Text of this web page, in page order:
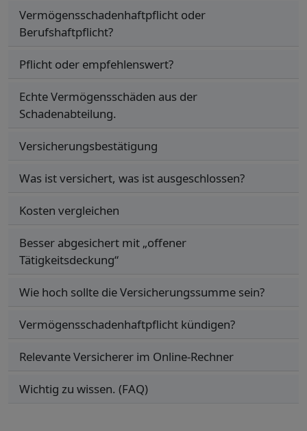
Vermögensschadenhaftpflicht oder
Berufshaftpflicht?
Pflicht oder empfehlenswert?
Echte Vermögensschäden aus der
Schadenabteilung.
Versicherungsbestätigung
Was ist versichert, was ist ausgeschlossen?
Kosten vergleichen
Besser abgesichert mit „offener
Tätigkeitsdeckung“
Wie hoch sollte die Versicherungssumme sein?
Vermögensschadenhaftpflicht kündigen?
Relevante Versicherer im Online-Rechner
Wichtig zu wissen. (FAQ)